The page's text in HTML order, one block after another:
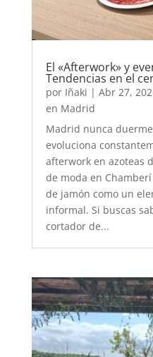
El «Afterwork» y
Tendencias en el
por Iñaki | Abr 27,
en Madrid
Madrid nunca
evoluciona
afterwork en azoteas
de moda en
de jamón como un
informal. Si buscas
cortador de...